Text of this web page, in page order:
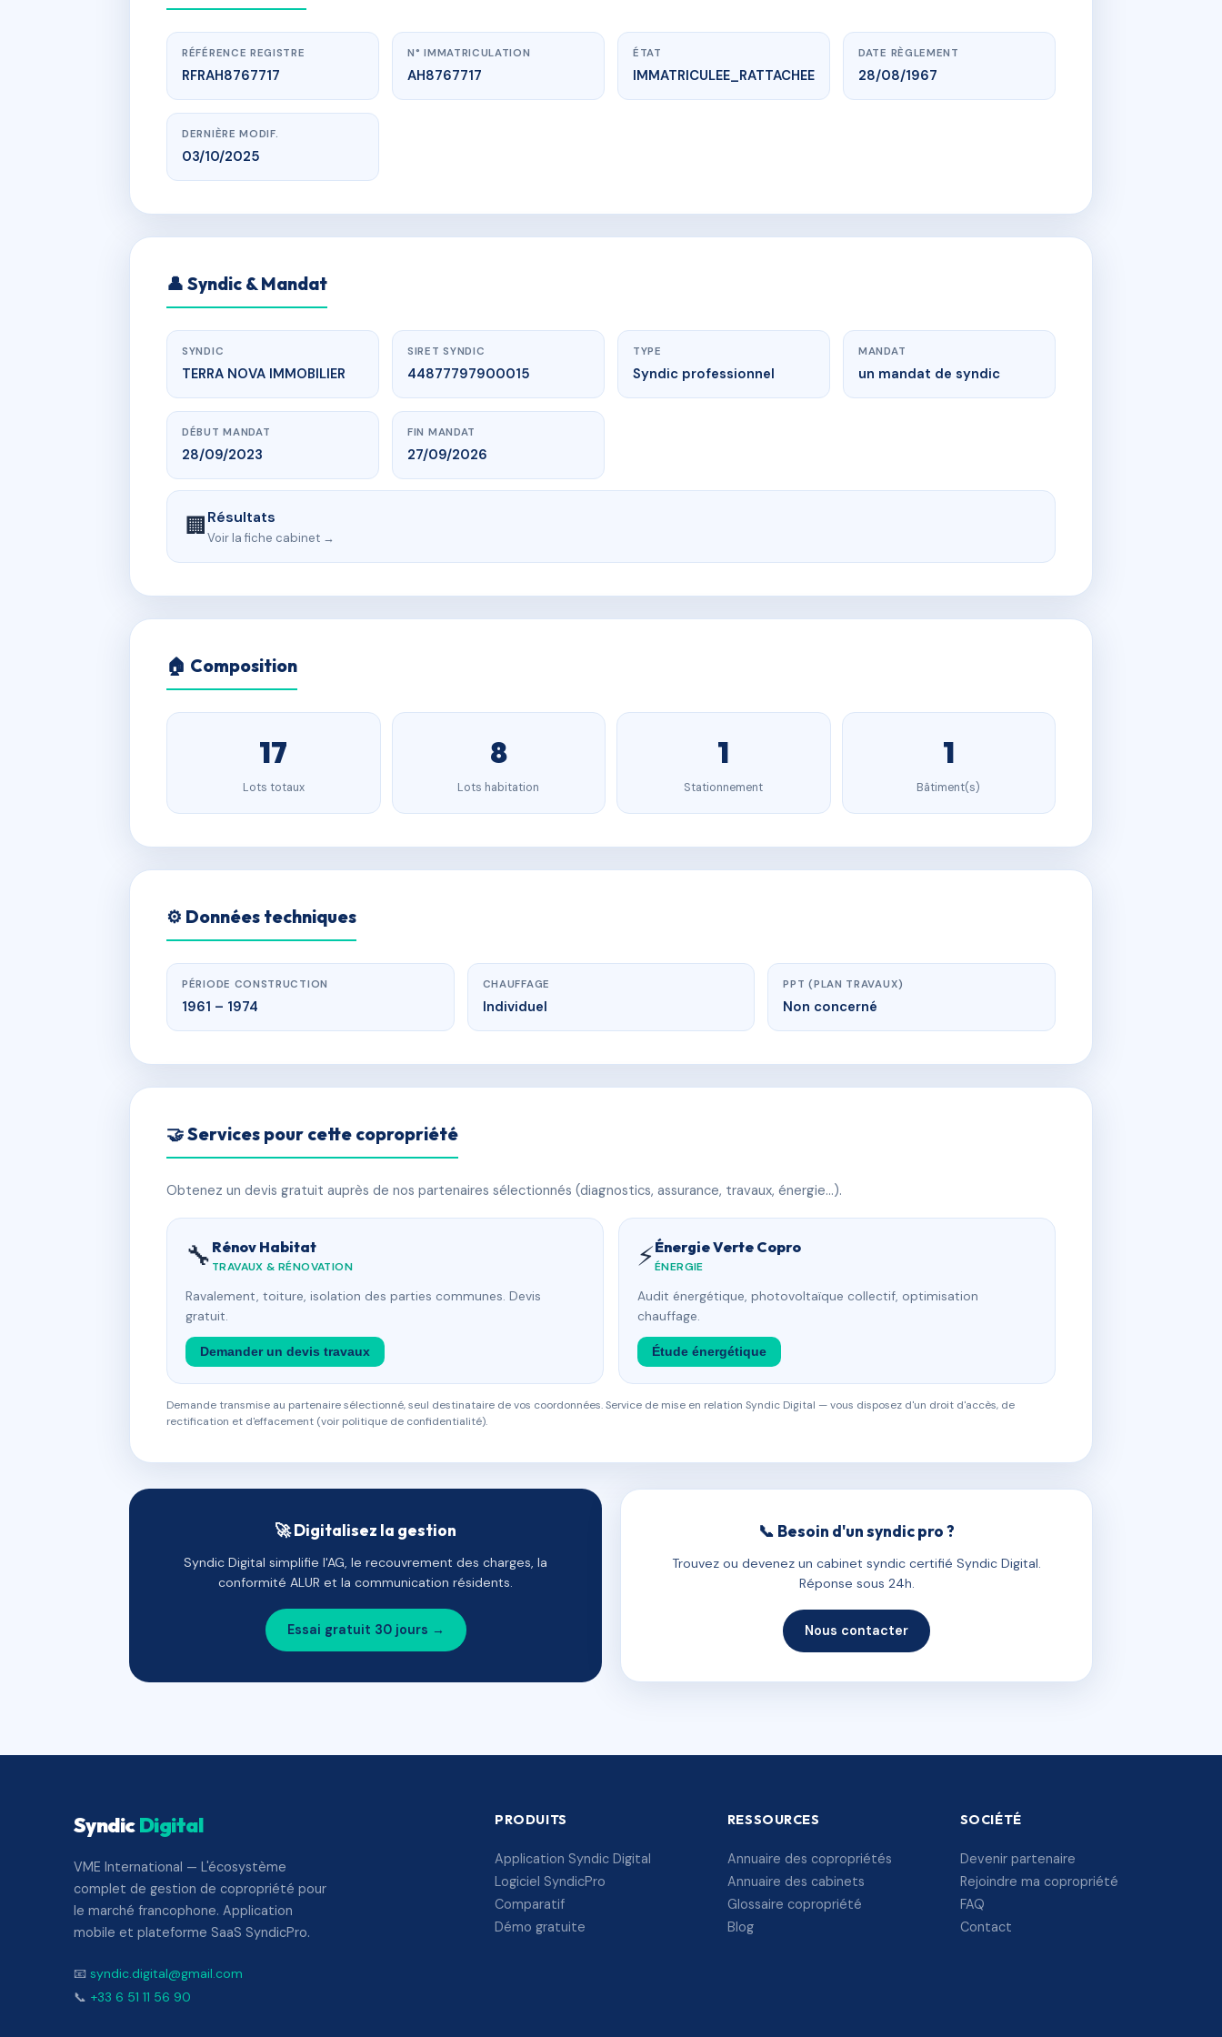
RÉFÉRENCE REGISTRE
RFRAH8767717
N° IMMATRICULATION
AH8767717
ÉTAT
IMMATRICULEE_RATTACHEE
DATE RÈGLEMENT
28/08/1967
DERNIÈRE MODIF.
03/10/2025
👤 Syndic & Mandat
SYNDIC
TERRA NOVA IMMOBILIER
SIRET SYNDIC
44877797900015
TYPE
Syndic professionnel
MANDAT
un mandat de syndic
DÉBUT MANDAT
28/09/2023
FIN MANDAT
27/09/2026
🏢Résultats
Voir la fiche cabinet →
🏠 Composition
17
Lots totaux
8
Lots habitation
1
Stationnement
1
Bâtiment(s)
⚙️ Données techniques
PÉRIODE CONSTRUCTION
1961 – 1974
CHAUFFAGE
Individuel
PPT (PLAN TRAVAUX)
Non concerné
🤝 Services pour cette copropriété
Obtenez un devis gratuit auprès de nos partenaires sélectionnés (diagnostics, assurance, travaux, énergie…).
🔧 Rénov Habitat
TRAVAUX & RÉNOVATION
Ravalement, toiture, isolation des parties communes. Devis
gratuit.
Demander un devis travaux
⚡Énergie Verte Copro
ÉNERGIE
Audit énergétique, photovoltaïque collectif, optimisation
chauffage.
Étude énergétique
Demande transmise au partenaire sélectionné, seul destinataire de vos coordonnées. Service de mise en relation Syndic Digital — vous disposez d'un droit d'accès, de
rectification et d'effacement (voir politique de confidentialité).
🚀 Digitalisez la gestion
Syndic Digital simplifie l'AG, le recouvrement des charges, la
conformité ALUR et la communication résidents.
Essai gratuit 30 jours →
📞 Besoin d'un syndic pro ?
Trouvez ou devenez un cabinet syndic certifié Syndic Digital.
Réponse sous 24h.
Nous contacter
SyndicDigital
VME International — L'écosystème
complet de gestion de copropriété pour
le marché francophone. Application
mobile et plateforme SaaS SyndicPro.
📧 syndic.digital@gmail.com
📞 +33 6 51 11 56 90
PRODUITS
Application Syndic Digital
Logiciel SyndicPro
Comparatif
Démo gratuite
RESSOURCES
Annuaire des copropriétés
Annuaire des cabinets
Glossaire copropriété
Blog
SOCIÉTÉ
Devenir partenaire
Rejoindre ma copropriété
FAQ
Contact